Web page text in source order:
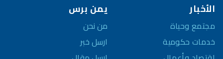
الأخبار
مجتمع وحياة
خدمات حكومية
يمن برس
من نحن
ارسل خبر